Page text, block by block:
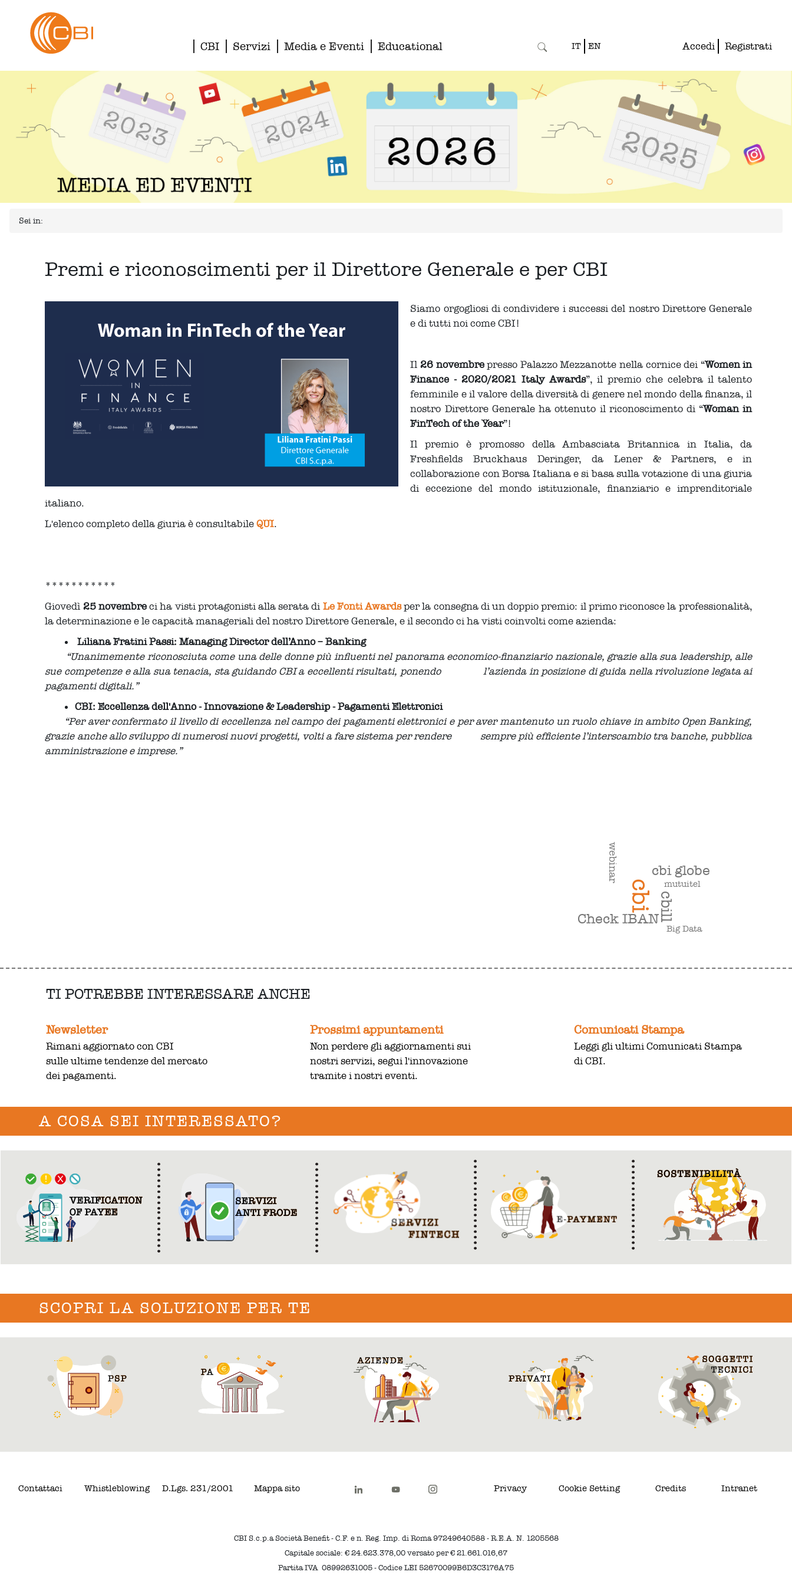
CBI Servizi Media e Eventi Educational IT EN Accedi Registrati
Sei in:
Premi e riconoscimenti per il Direttore Generale e per CBI
Siamo orgogliosi di condividere i successi del nostro Direttore Generale
e di tutti noi come CBI!
Il26 novembrepresso Palazzo Mezzanotte nella cornice dei “Women in
Finance - 2020/2021 Italy Awards”, il premio che celebra il talento
femminile e il valore della diversità di genere nel mondo della finanza, il
nostro Direttore Generale ha ottenuto il riconoscimento di “Woman in
FinTech of the Year”!
Il premio è promosso della Ambasciata Britannica in Italia, da
Freshfields Bruckhaus Deringer, da Lener & Partners, e in
collaborazione con Borsa Italiana e si basa sulla votazione di una giuria
di eccezione del mondo istituzionale, finanziario e imprenditoriale
italiano.
L'elenco completo della giuria è consultabileQUI.
***********
Giovedì 25 novembreci ha visti protagonisti alla serata di Le Fonti Awardsper la consegna di un doppio premio: il primo riconosce la professionalità,
la determinazione e le capacità manageriali del nostro Direttore Generale, e il secondo ci ha visti coinvolti come azienda:
Liliana Fratini Passi: Managing Director dell’Anno – Banking
“Unanimemente riconosciuta come una delle donne più influenti nel panorama economico-finanziario nazionale, grazie alla sua leadership, alle
sue competenze e alla sua tenacia, sta guidando CBI a eccellenti risultati, ponendo l’azienda in posizione di guida nella rivoluzione legata ai
pagamenti digitali.”
CBI: Eccellenza dell'Anno - Innovazione & Leadership - Pagamenti Elettronici
“Per aver confermato il livello di eccellenza nel campo dei pagamenti elettronici e per aver mantenuto un ruolo chiave in ambito Open Banking,
grazie anche allo sviluppo di numerosi nuovi progetti, volti a fare sistema per rendere sempre più efficiente l’interscambio tra banche, pubblica
amministrazione e imprese.”
cbi cbill
cbi globe
Check IBAN
webinar
mutuitel
Big Data
TI POTREBBE INTERESSARE ANCHE
Newsletter
Rimani aggiornato con CBI
sulle ultime tendenze del mercato
dei pagamenti.
Prossimi appuntamenti
Non perdere gli aggiornamenti sui
nostri servizi, segui l'innovazione
tramite i nostri eventi.
Comunicati Stampa
Leggi gli ultimi Comunicati Stampa
di CBI.
A COSA SEI INTERESSATO?
SCOPRI LA SOLUZIONE PER TE
Contattaci Whistleblowing D.Lgs. 231/2001 Mappa sito Privacy Cookie Setting Credits Intranet
CBI S.c.p.a Società Benefit - C.F. e n. Reg. Imp. di Roma 97249640588 - R.E.A. N. 1205568
Capitale sociale: € 24.623.378,00 versato per € 21.661.016,67
Partita IVA 08992631005 - Codice LEI 52670099B6D3C3176A75